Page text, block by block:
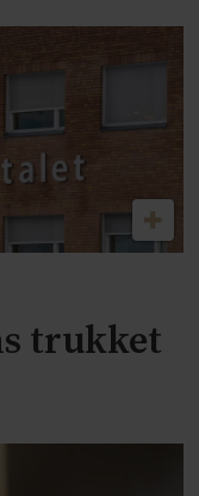
trukket